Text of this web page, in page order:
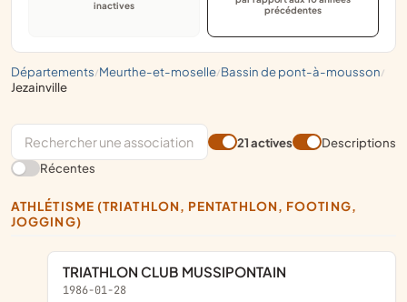
départements/ meurthe-et-moselle/ bassin de pont-à-mousson/
jezainville
inactives
précédentes
21 actives
Descriptions
Récentes
ATHLÉTISME (TRIATHLON, PENTATHLON, FOOTING,
JOGGING)
TRIATHLON CLUB MUSSIPONTAIN
1986-01-28